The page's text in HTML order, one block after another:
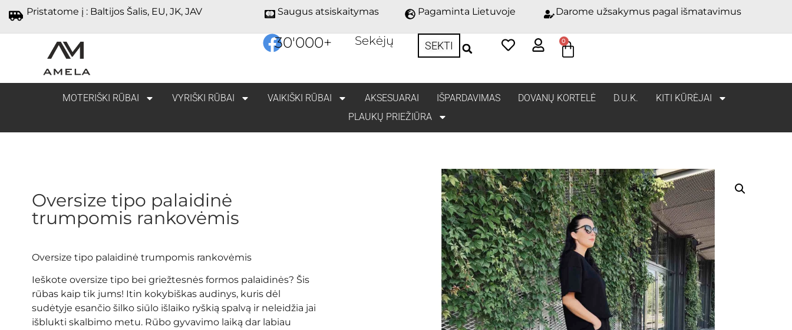
Pristatome į : Baltijos Šalis, EU, JK, JAV Saugus atsiskaitymas Pagaminta Lietuvoje Darome užsakymus pagal išmatavimus
30'000+ Sekėjų SEKTI 0
MOTERIŠKI RŪBAI VYRIŠKI RŪBAI VAIKIŠKI RŪBAI AKSESUARAI IŠPARDAVIMAS DOVANŲ KORTELĖ D.U.K.
KITI KŪRĖJAI
PLAUKŲ PRIEŽIŪRA
Oversize tipo palaidinė
trumpomis rankovėmis
Oversize tipo palaidinė trumpomis rankovėmis
Ieškote oversize tipo bei griežtesnės formos palaidinės? Šis
rūbas kaip tik jums! Itin kokybiškas audinys, kuris dėl
sudėtyje esančio šilko siūlo išlaiko ryškią spalvą ir neleidžia jai
išblukti skalbimo metu. Rūbo gyvavimo laiką dar labiau